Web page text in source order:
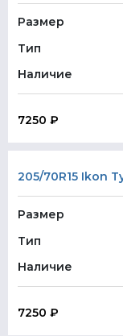
Размер
Тип
Наличие
7250 ₽
205/70R15 Ikon
Размер
Тип
Наличие
7250 ₽